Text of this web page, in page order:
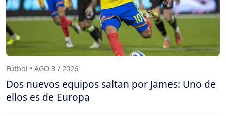
Fútbol • AGO 3 / 2026
Dos nuevos equipos saltan por James: Uno de
ellos es de Europa